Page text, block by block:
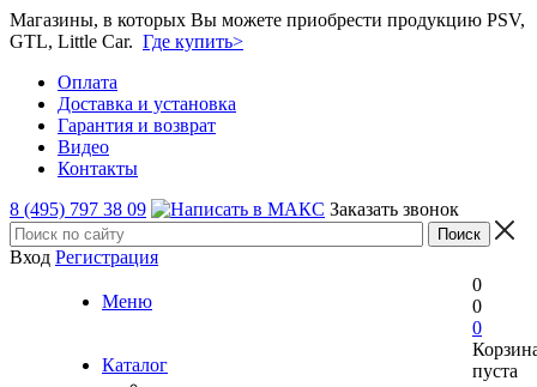
Магазины, в которых Вы можете приобрести продукцию PSV,
GTL, Little Car. Где купить>
Оплата
Доставка и установка
Гарантия и возврат
Видео
Контакты
8 (495) 797 38 09
Заказать звонок
Вход Регистрация
Меню
Каталог
0
0
0
пуста